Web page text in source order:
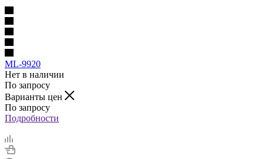
ML-9920
Нет в наличии
По запросу
Варианты цен
По запросу
Подробности